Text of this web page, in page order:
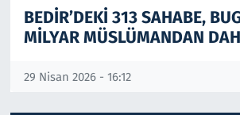
BEDİR’DEKİ 313 SAHABE,
MİLYAR MÜSLÜMANDAN
29 Nisan 2026 - 16:12